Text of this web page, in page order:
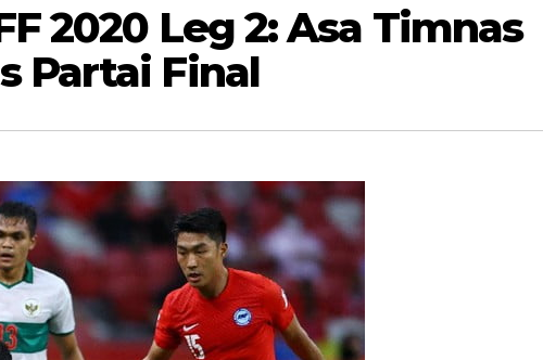
2020 Leg 2: Asa Timnas
Partai Final